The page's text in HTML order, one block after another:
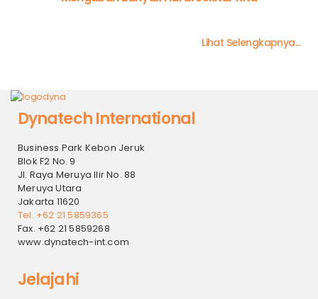
Lihat Selengkapnya...
Dynatech International
Business Park Kebon Jeruk
Blok F2 No. 9
Jl. Raya Meruya Ilir No. 88
Meruya Utara
Jakarta 11620
Tel. +62 21 5859365
Fax. +62 21 5859268
www.dynatech-int.com
Jelajahi